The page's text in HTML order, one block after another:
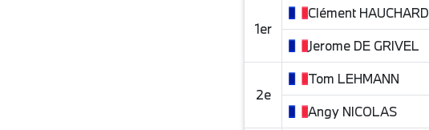
1er
Clément HAUCHARD
Jerome DE GRIVEL
2e
Tom LEHMANN
Angy NICOLAS